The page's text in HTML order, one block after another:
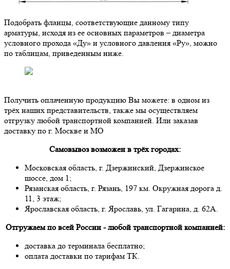
Подобрать фланцы, соответствующие данному типу
арматуры, исходя из ее основных параметров – диаметра
условного прохода «Ду» и условного давления «Ру», можно
по таблицам, приведенным ниже.
Получить оплаченную продукцию Вы можете: в одном из
трёх наших представительств, также мы осуществляем
отгрузку любой транспортной компанией. Или заказав
доставку по г. Москве и МО
Самовывоз возможен в трёх городах:
Московская область, г. Дзержинский, Дзержинское
шоссе, дом 1;
Рязанская область, г. Рязань, 197 км. Окружная дорога д.
11, 3 этаж;
Ярославская область, г. Ярославь, ул. Гагарина, д. 62А.
Отгружаем по всей России - любой транспортной компанией:
доставка до терминала бесплатно;
оплата доставки по тарифам ТК.